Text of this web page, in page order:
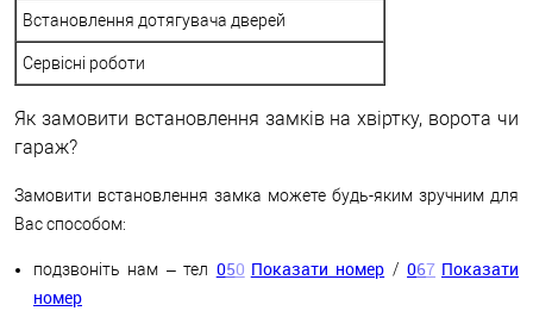
Встановлення дотягувача дверей
Сервісні роботи
Як замовити встановлення замків на хвіртку, ворота чи
гараж?
Замовити встановлення замка можете будь-яким зручним для
Вас способом:
подзвоніть нам – тел 050 Показати номер /067 Показати
номер